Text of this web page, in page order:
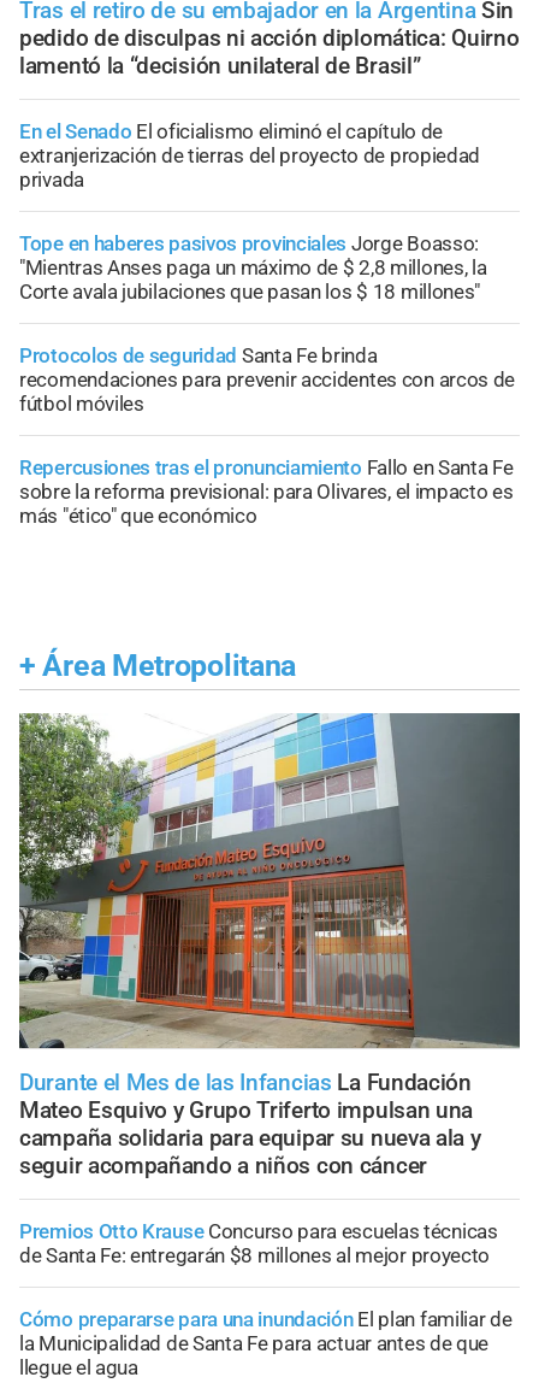
Tras el retiro de su embajador en la Argentina Sin
pedido de disculpas ni acción diplomática: Quirno
lamentó la “decisión unilateral de Brasil”
En el Senado El oficialismo eliminó el capítulo de
extranjerización de tierras del proyecto de propiedad
privada
Tope en haberes pasivos provinciales Jorge Boasso:
"Mientras Anses paga un máximo de $ 2,8 millones, la
Corte avala jubilaciones que pasan los $ 18 millones"
Protocolos de seguridad Santa Fe brinda
recomendaciones para prevenir accidentes con arcos de
fútbol móviles
Repercusiones tras el pronunciamiento Fallo en Santa Fe
sobre la reforma previsional: para Olivares, el impacto es
más "ético" que económico
+ Área Metropolitana
Durante el Mes de las Infancias La Fundación
Mateo Esquivo y Grupo Triferto impulsan una
campaña solidaria para equipar su nueva ala y
seguir acompañando a niños con cáncer
Premios Otto Krause Concurso para escuelas técnicas
de Santa Fe: entregarán $8 millones al mejor proyecto
Cómo prepararse para una inundación El plan familiar de
la Municipalidad de Santa Fe para actuar antes de que
llegue el agua